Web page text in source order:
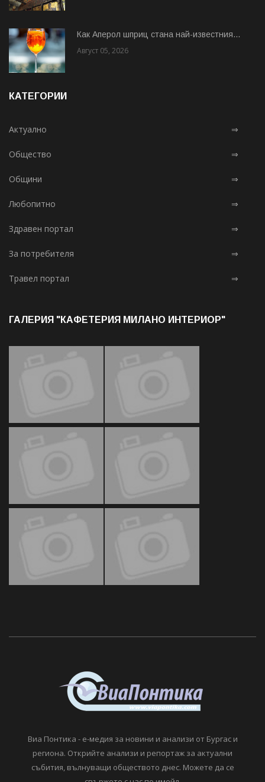
Как Аперол шприц стана най-известния...
Август 05, 2026
КАТЕГОРИИ
Актуално ⇒
Общество ⇒
Общини ⇒
Любопитно ⇒
Здравен портал ⇒
За потребителя ⇒
Травел портал ⇒
ГАЛЕРИЯ "КАФЕТЕРИЯ МИЛАНО ИНТЕРИОР"
Виа Понтика - е-медия за новини и анализи от Бургас и
региона. Открийте анализи и репортаж за актуални
събития, вълнуващи обществото днес. Можете да се